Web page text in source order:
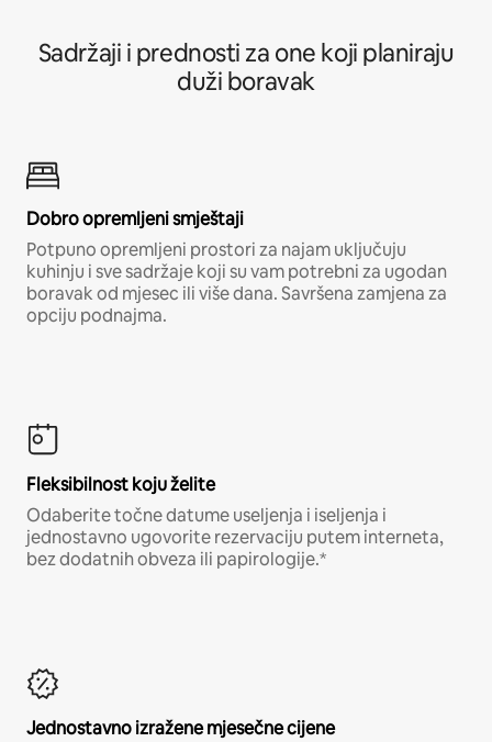
Sadržaji i prednosti za one koji planiraju
duži boravak
Dobro opremljeni smještaji
Potpuno opremljeni prostori za najam uključuju
kuhinju i sve sadržaje koji su vam potrebni za ugodan
boravak od mjesec ili više dana. Savršena zamjena za
opciju podnajma.
Fleksibilnost koju želite
Odaberite točne datume useljenja i iseljenja i
jednostavno ugovorite rezervaciju putem interneta,
bez dodatnih obveza ili papirologije.*
Jednostavno izražene mjesečne cijene